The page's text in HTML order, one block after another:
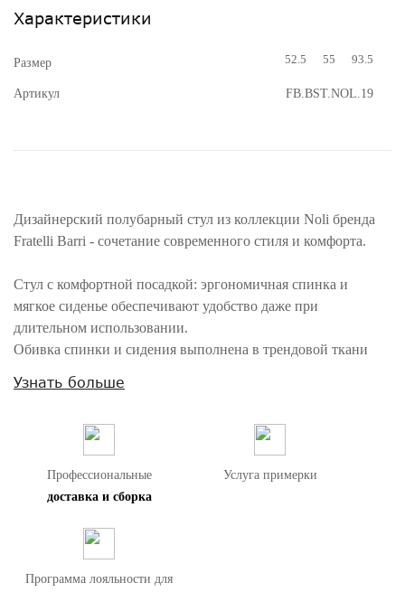
Характеристики
Размер 52.5 55 93.5
Артикул FB.BST.NOL.19
Дизайнерский полубарный стул из коллекции Noli бренда
Fratelli Barri - сочетание современного стиля и комфорта.
Стул с комфортной посадкой: эргономичная спинка и
мягкое сиденье обеспечивают удобство даже при
длительном использовании.
Обивка спинки и сидения выполнена в трендовой ткани
практичное решение: ткань устойчива к истиранию и
покрытием светло-серого цвета, они устойчивы к коррозии
и легко переносят ежедневные нагрузки.
Изящные линии и открытые опоры делают стул
Внимание! Цвета предметов на изображениях могут отличаться из-за
особенностей цветопередачи различных мониторов.
Узнать больше
Профессиональные
доставка и сборка
Услуга примерки
Программа лояльности для